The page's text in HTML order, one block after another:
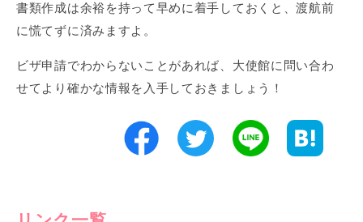
書類作成は余裕を持って早めに着手しておくと、渡航前
に慌てずに済みますよ。
ビザ申請でわからないことがあれば、大使館に問い合わ
せてより確かな情報を入手しておきましょう！